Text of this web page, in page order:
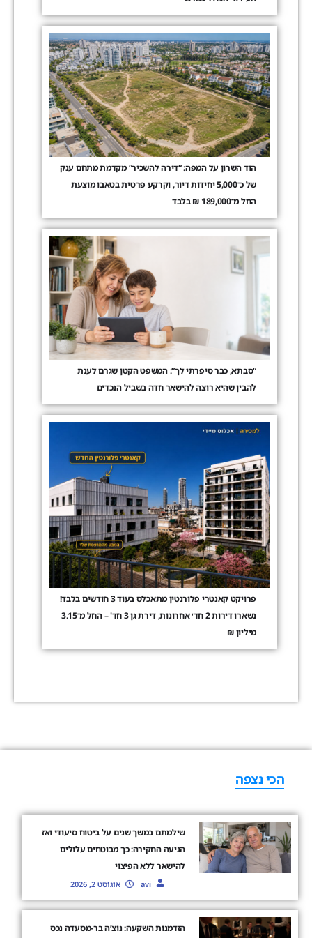
הוד השרון על המפה: “דירה להשכיר” מקדמת מתחם ענק
של כ־5,000 יחידות דיור, וקרקע פרטית בטאבו מוצעת
“סבתא, כבר סיפרתי לך”: המשפט הקטן שגרם לענת
להבין שהיא רוצה להישאר חדה בשביל הנכדים
פרויקט קאנטרי פלורנטין מתאכלס בעוד 3 חודשים בלבד!
נשארו דירות 2 חד׳ אחרונות, דירת גן 3 חד' – החל מ־3.15
מיליון ₪
הכי נצפה
שילמתם במשך שנים על ביטוח סיעודי ואז
הגיעה החקירה: כך מבוטחים עלולים
להישאר ללא הפיצוי
אוגוסט 2, 2026
הזדמנות השקעה: נוצ’ה בר-מסעדה נכס